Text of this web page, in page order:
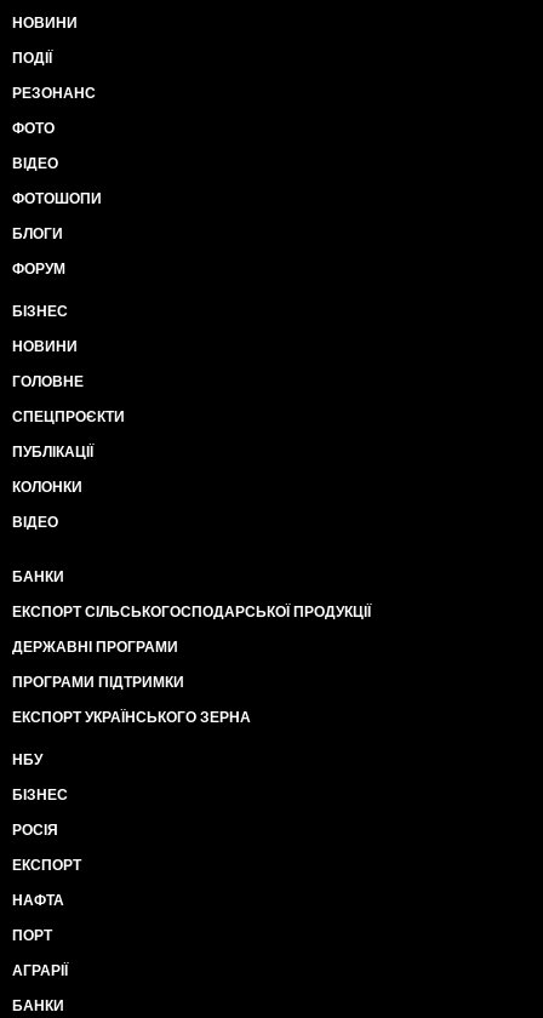
НОВИНИ
ПОДІЇ
РЕЗОНАНС
ФОТО
ВІДЕО
ФОТОШОПИ
БЛОГИ
ФОРУМ
БІЗНЕС
НОВИНИ
ГОЛОВНЕ
СПЕЦПРОЄКТИ
ПУБЛІКАЦІЇ
КОЛОНКИ
ВІДЕО
БАНКИ
ЕКСПОРТ СІЛЬСЬКОГОСПОДАРСЬКОЇ ПРОДУКЦІЇ
ДЕРЖАВНІ ПРОГРАМИ
ПРОГРАМИ ПІДТРИМКИ
ЕКСПОРТ УКРАЇНСЬКОГО ЗЕРНА
НБУ
БІЗНЕС
РОСІЯ
ЕКСПОРТ
НАФТА
ПОРТ
АГРАРІЇ
БАНКИ